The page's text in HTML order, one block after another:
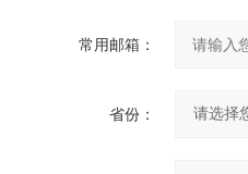
常用邮箱：
省份：